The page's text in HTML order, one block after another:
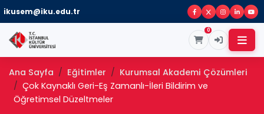
ikusem@iku.edu.tr
0
Ana Sayfa Eğitimler
Kurumsal Akademi Çözümleri
Çok Kaynaklı Geri-Eş Zamanlı-İleri Bildirim ve
Öğretimsel Düzeltmeler